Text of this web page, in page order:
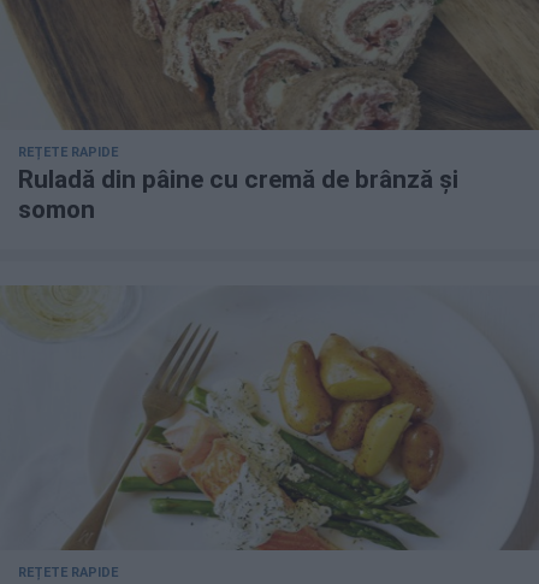
REȚETE RAPIDE
Ruladă din pâine cu cremă de brânză și
somon
REȚETE RAPIDE